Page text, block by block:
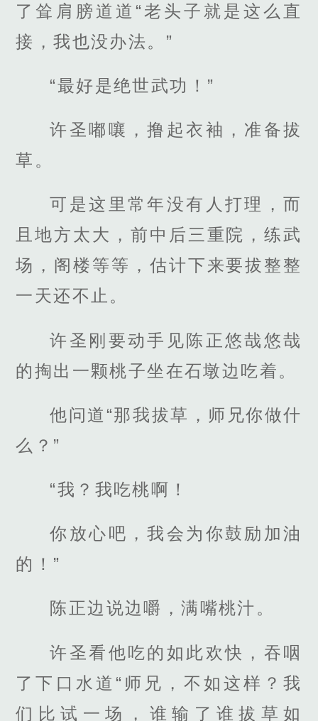
了耸肩膀道道“老头子就是这么直
接，我也没办法。”
“最好是绝世武功！”
许圣嘟嚷，撸起衣袖，准备拔
草。
可是这里常年没有人打理，而
且地方太大，前中后三重院，练武
场，阁楼等等，估计下来要拔整整
一天还不止。
许圣刚要动手见陈正悠哉悠哉
的掏出一颗桃子坐在石墩边吃着。
他问道“那我拔草，师兄你做什
么？”
“我？我吃桃啊！
你放心吧，我会为你鼓励加油
的！”
陈正边说边嚼，满嘴桃汁。
许圣看他吃的如此欢快，吞咽
了下口水道“师兄，不如这样？我
们比试一场，谁输了谁拔草如